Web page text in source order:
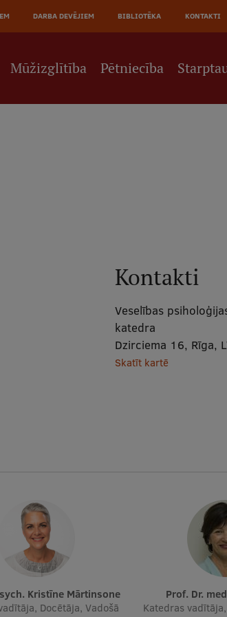
DARBA DEVĒJIEM BIBLIOTĒKA KONTAKTI
Mūžizglītība Pētniecība
Kontakti
Veselības
katedra
Dzirciema 16, Rīga,
Skatīt kartē
Kristīne Mārtinsone
Docētāja, Vadošā
Prof. Dr.
Katedras